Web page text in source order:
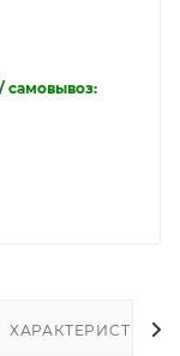
самовывоз:
ХАРАКТЕРИСТИКИ